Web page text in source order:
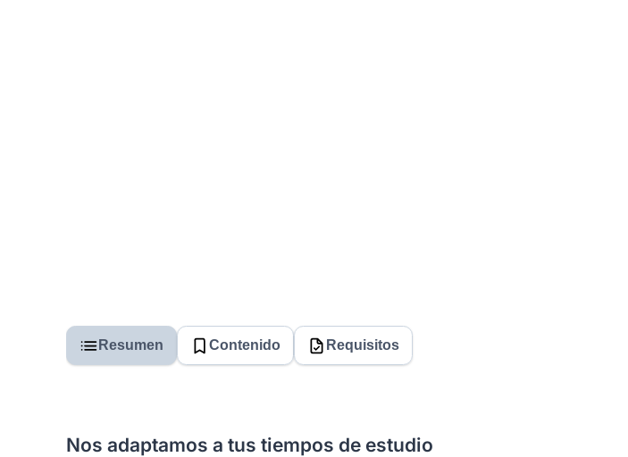
Resumen Contenido Requisitos
Nos adaptamos a tus tiempos de estudio